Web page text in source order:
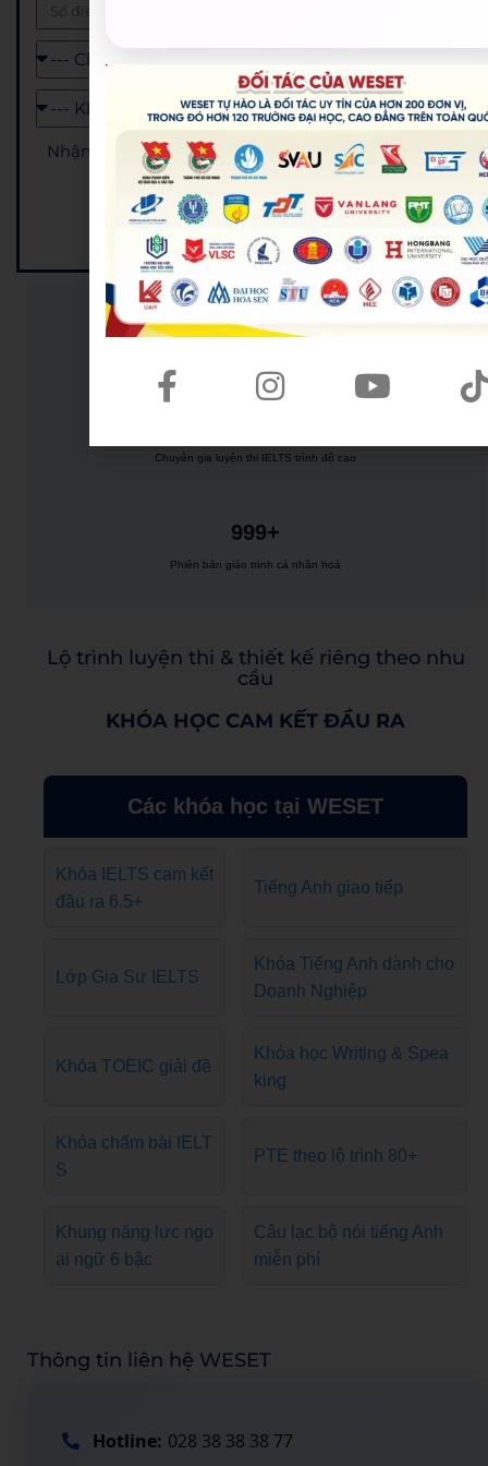
Nhận combo quà và ưu đãi lên đến 10.000.000đ khi
đăng ký khóa học (*)
ĐĂNG KÝ NHẬN HỌC BỔNG
12+
Chuyên gia luyện thi IELTS trình độ cao
999+
Phiên bản giáo trình cá nhân hoá
Lộ trình luyện thi & thiết kế riêng theo nhu
cầu
KHÓA HỌC CAM KẾT ĐẦU RA
Các khóa học tại WESET
Khóa IELTS cam kết
đầu ra 6.5+
Tiếng Anh giao tiếp
Lớp Gia Sư IELTS
Khóa Tiếng Anh dành cho
Doanh Nghiệp
Khóa TOEIC giải đề
Khóa học Writing & Spea
king
Khóa chấm bài IELT
S
PTE theo lộ trình 80+
Khung năng lực ngo
ại ngữ 6 bậc
Câu lạc bộ nói tiếng Anh
miễn phí
Thông tin liên hệ WESET
Hotline: 028 38 38 38 77